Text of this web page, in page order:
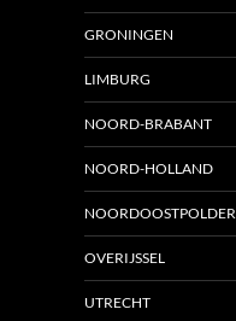
GRONINGEN
LIMBURG
NOORD-BRABANT
NOORD-HOLLAND
NOORDOOSTPOLDER
OVERIJSSEL
UTRECHT